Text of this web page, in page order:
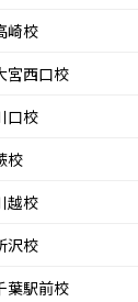
崎校
宮西口校
口校
校
越校
沢校
葉駅前校